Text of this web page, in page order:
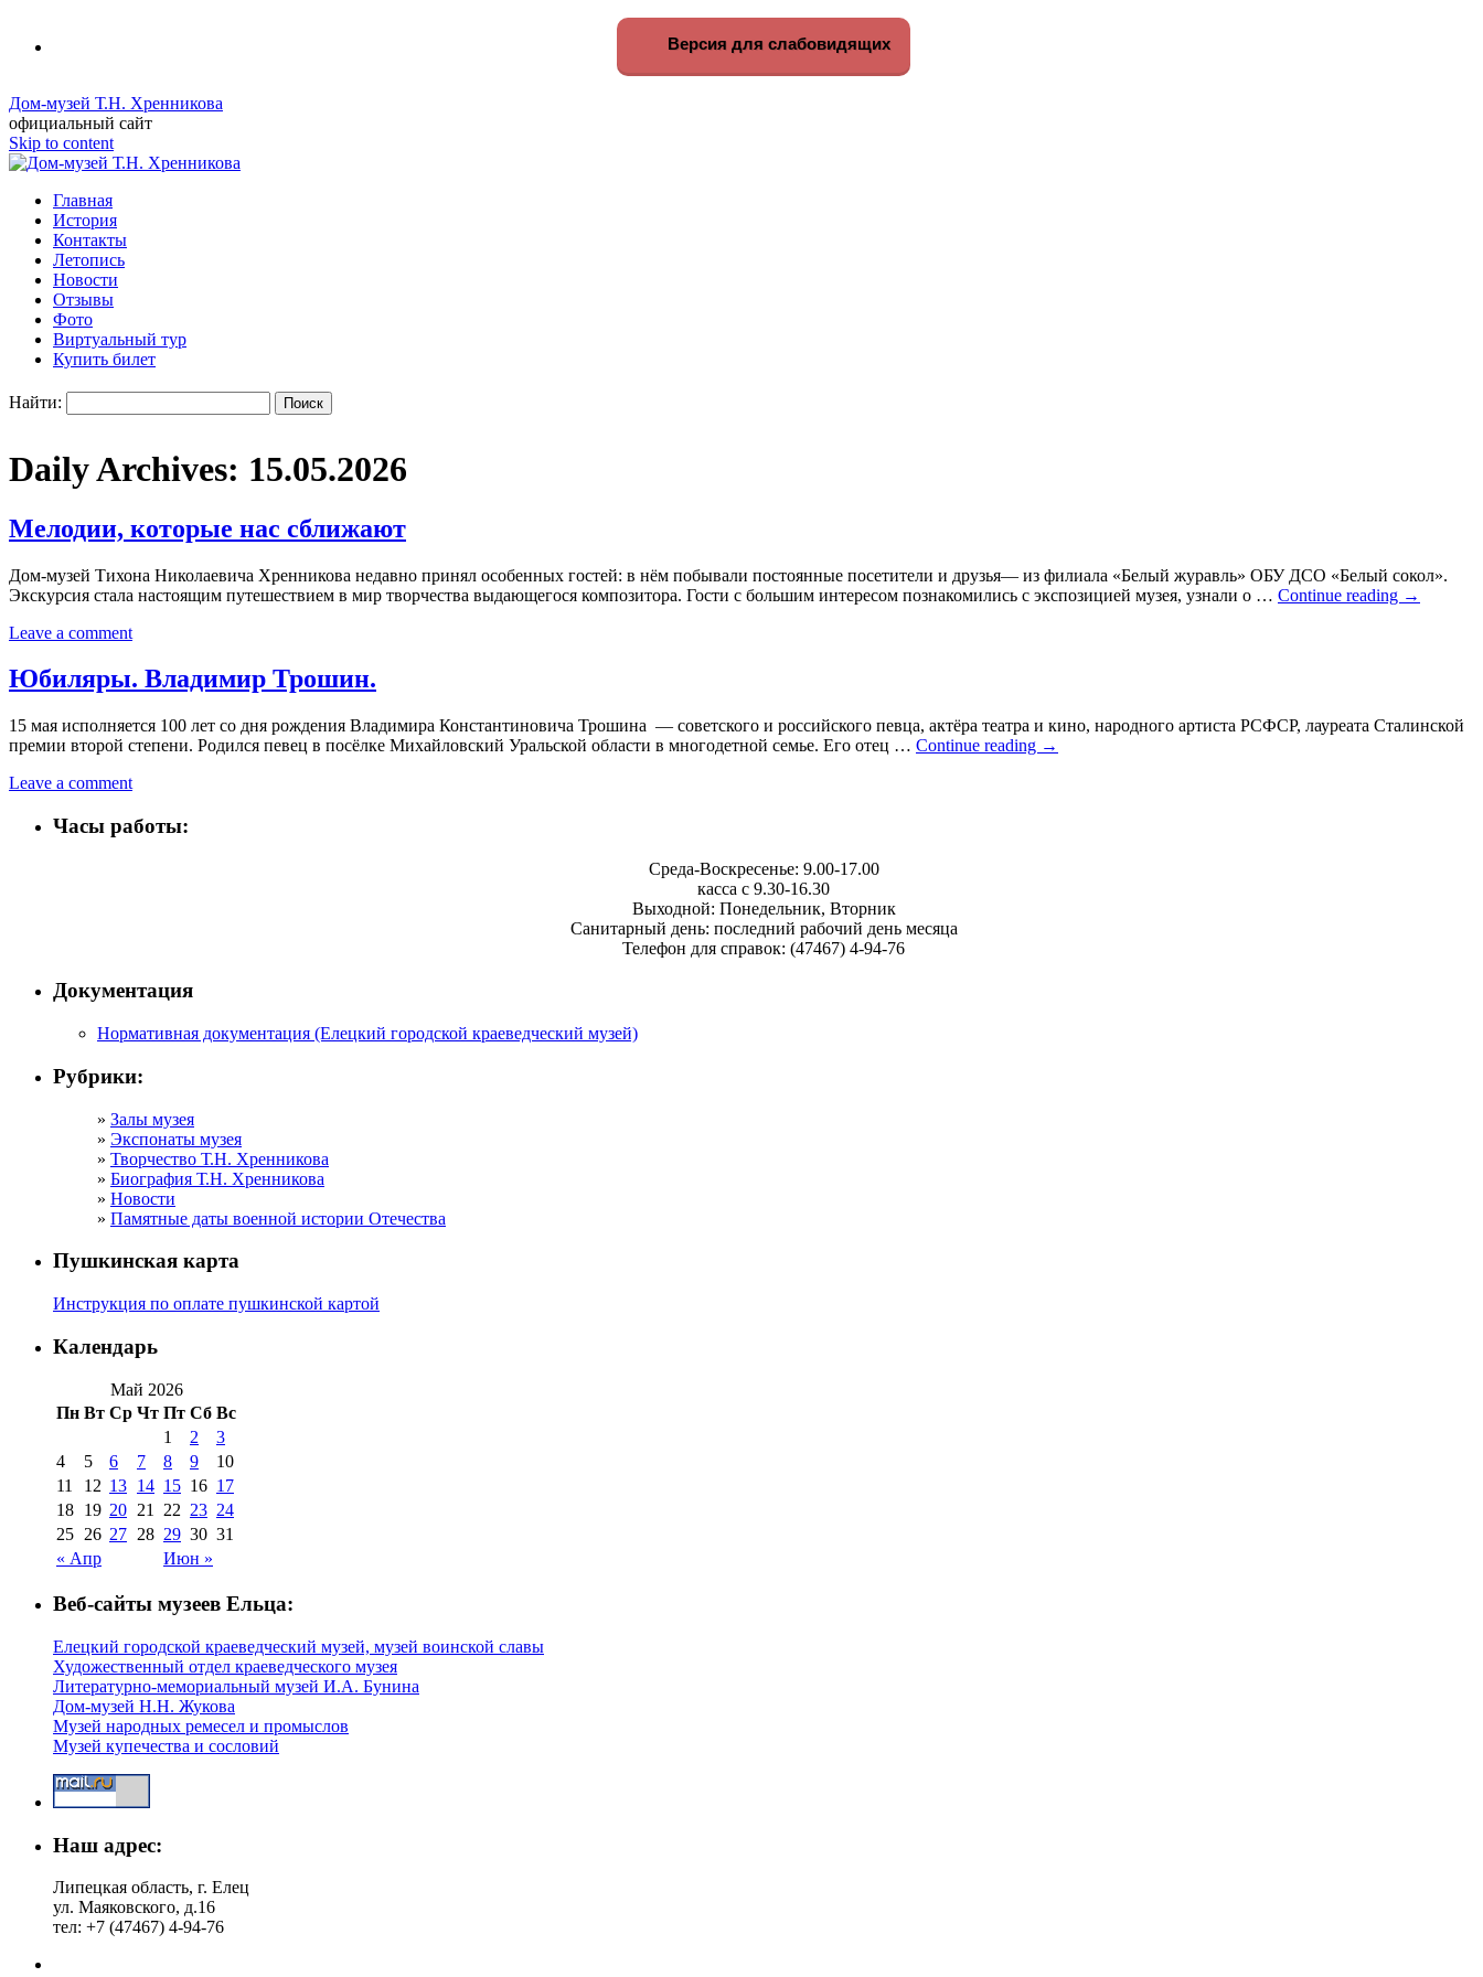
Версия для слабовидящих
Дом-музей Т.Н. Хренникова
официальный сайт
Skip to content
Главная
История
Контакты
Летопись
Новости
Отзывы
Фото
Виртуальный тур
Купить билет
Найти:
Daily Archives: 15.05.2026
Мелодии, которые нас сближают
Дом‑музей Тихона Николаевича Хренникова недавно принял особенных гостей: в нём побывали постоянные посетители и друзья— из филиала «Белый журавль» ОБУ ДСО «Белый сокол».
Экскурсия стала настоящим путешествием в мир творчества выдающегося композитора. Гости с большим интересом познакомились с экспозицией музея, узнали о … Continue reading →
Leave a comment
Юбиляры. Владимир Трошин.
15 мая исполняется 100 лет со дня рождения Владимира Константиновича Трошина — советского и российского певца, актёра театра и кино, народного артиста РСФСР, лауреата Сталинской
премии второй степени. Родился певец в посёлке Михайловский Уральской области в многодетной семье. Его отец … Continue reading →
Leave a comment
Часы работы:
Среда-Воскресенье: 9.00-17.00
касса с 9.30-16.30
Выходной: Понедельник, Вторник
Санитарный день: последний рабочий день месяца
Телефон для справок: (47467) 4-94-76
Документация
Нормативная документация (Елецкий городской краеведческий музей)
Рубрики:
Залы музея
Экспонаты музея
Творчество Т.Н. Хренникова
Биография Т.Н. Хренникова
Новости
Памятные даты военной истории Отечества
Пушкинская карта
Инструкция по оплате пушкинской картой
Календарь
Май 2026
Пн Вт Ср Чт Пт Сб Вс
« Апр Июн »
1 2
3
4
5 6 7 8 9
10
11
12 13 14 15 16 17
18 19 20 21 22 23 24
25 26 27 28 29 30 31
Веб-сайты музеев Ельца:
Елецкий городской краеведческий музей, музей воинской славы
Художественный отдел краеведческого музея
Литературно-мемориальный музей И.А. Бунина
Дом-музей Н.Н. Жукова
Музей народных ремесел и промыслов
Музей купечества и сословий
Наш адрес:
Липецкая область, г. Елец
ул. Маяковского, д.16
тел: +7 (47467) 4-94-76